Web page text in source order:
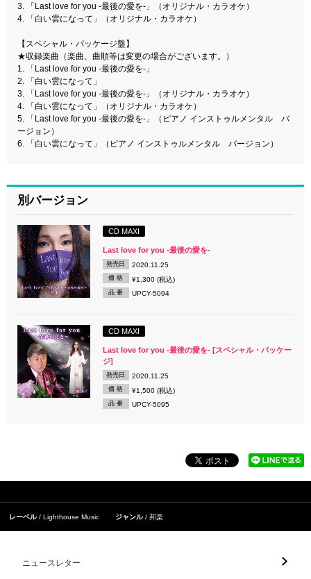
3. 「Last love for you -最後の愛を-」（オリジナル・カラオケ）
4. 「白い雲になって」（オリジナル・カラオケ）
【スペシャル・パッケージ盤】
★収録楽曲（楽曲、曲順等は変更の場合がございます。）
1. 「Last love for you -最後の愛を-」
2. 「白い雲になって」
3. 「Last love for you -最後の愛を-」（オリジナル・カラオケ）
4. 「白い雲になって」（オリジナル・カラオケ）
5. 「Last love for you -最後の愛を-」（ピアノ インストゥルメンタル バ
ージョン）
6. 「白い雲になって」（ピアノ インストゥルメンタル バージョン）
別バージョン
CD MAXI
Last love for you -最後の愛を-
発売日 2020.11.25
価 格 ¥1,300 (税込)
品 番 UPCY-5094
CD MAXI
Last love for you -最後の愛を- [スペシャル・パッケー
ジ]
発売日 2020.11.25
価 格 ¥1,500 (税込)
品 番 UPCY-5095
レーベル Lighthouse Music ジャンル 邦楽
ニュースレター